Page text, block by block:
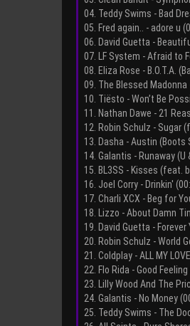
04. Teddy Swims - Bad
05. Fred again.. - adore u
06. David Guetta -
07. LF System - Afraid to
08. Eliza Rose - B.O.T.A.
09. The Blessed
10. Tiësto - Won’t Be
11. Nathan Dawe - 21
12. Robin Schulz - Sugar
13. Dasha - Austin (Boots
14. Galantis - Runaway (U
15. BL3SS - Kisses (feat.
16. Joel Corry - Drinkin'
17. Charli XCX - Beg for
18. Lizzo - About Damn
19. David Guetta - Forever
20. Robin Schulz - World
21. Coldplay - ALL MY
22. Flo Rida - Good
23. Lilly Wood And The
24. Galantis - No Money
25. Teddy Swims - The